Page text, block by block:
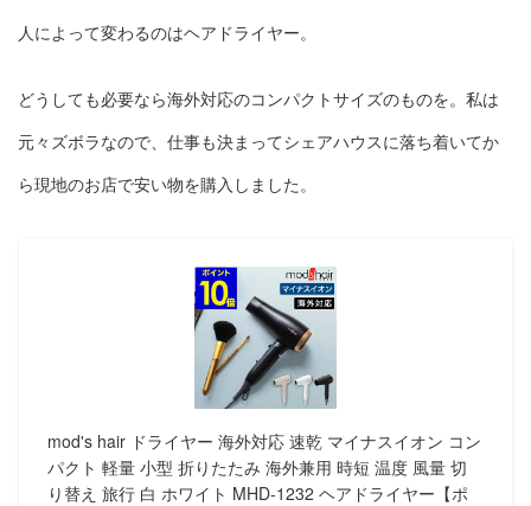
人によって変わるのはヘアドライヤー。
どうしても必要なら海外対応のコンパクトサイズのものを。私は
元々ズボラなので、仕事も決まってシェアハウスに落ち着いてか
ら現地のお店で安い物を購入しました。
mod's hair ドライヤー 海外対応 速乾 マイナスイオン コン
パクト 軽量 小型 折りたたみ 海外兼用 時短 温度 風量 切
り替え 旅行 白 ホワイト MHD-1232 ヘアドライヤー【ポ